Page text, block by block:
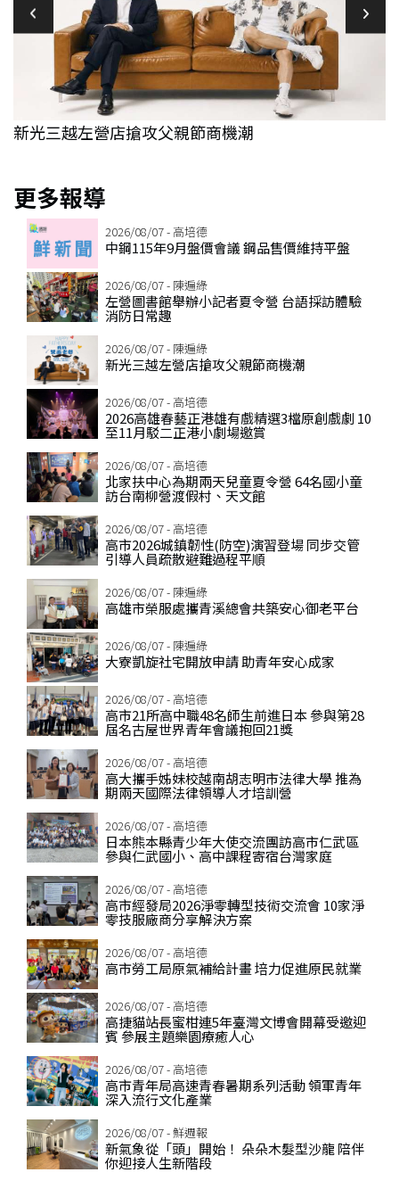
新光三越左營店搶攻父親節商機潮
更多報導
2026/08/07 - 高培德
中鋼115年9月盤價會議 鋼品售價維持平盤
2026/08/07 - 陳遍綠
左營圖書館舉辦小記者夏令營 台語採訪體驗
消防日常趣
2026/08/07 - 陳遍綠
新光三越左營店搶攻父親節商機潮
2026/08/07 - 高培德
2026高雄春藝正港雄有戲精選3檔原創戲劇 10
至11月駁二正港小劇場邀賞
2026/08/07 - 高培德
北家扶中心為期兩天兒童夏令營 64名國小童
訪台南柳營渡假村、天文館
2026/08/07 - 高培德
高市2026城鎮韌性(防空)演習登場 同步交管
引導人員疏散避難過程平順
2026/08/07 - 陳遍綠
高雄市榮服處攜青溪總會共築安心御老平台
2026/08/07 - 陳遍綠
大寮凱旋社宅開放申請 助青年安心成家
2026/08/07 - 高培德
高市21所高中職48名師生前進日本 參與第28
屆名古屋世界青年會議抱回21獎
2026/08/07 - 高培德
高大攜手姊妹校越南胡志明市法律大學 推為
期兩天國際法律領導人才培訓營
2026/08/07 - 高培德
日本熊本縣青少年大使交流團訪高市仁武區
參與仁武國小、高中課程寄宿台灣家庭
2026/08/07 - 高培德
高市經發局2026淨零轉型技術交流會 10家淨
零技服廠商分享解決方案
2026/08/07 - 高培德
高市勞工局原氣補給計畫 培力促進原民就業
2026/08/07 - 高培德
高捷貓站長蜜柑連5年臺灣文博會開幕受邀迎
賓 參展主題樂園療癒人心
2026/08/07 - 高培德
高市青年局高速青春暑期系列活動 領軍青年
深入流行文化產業
2026/08/07 - 鮮週報
新氣象從「頭」開始！ 朵朵木髮型沙龍 陪伴
你迎接人生新階段